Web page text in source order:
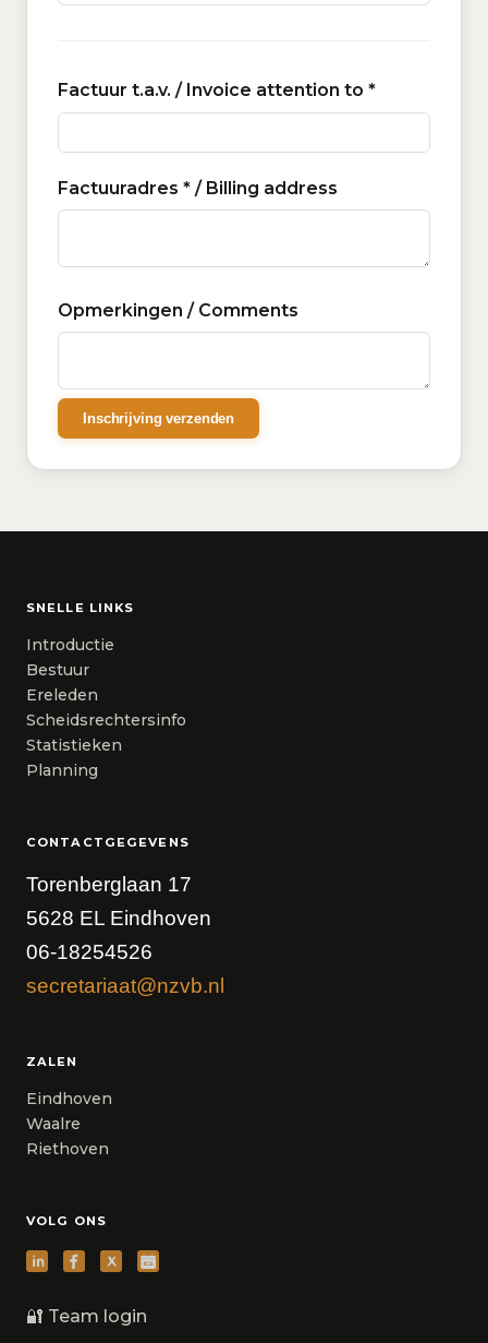
Factuur t.a.v. / Invoice attention to *
Factuuradres * / Billing address
Opmerkingen / Comments
Inschrijving verzenden
SNELLE LINKS
Introductie
Bestuur
Ereleden
Scheidsrechtersinfo
Statistieken
Planning
CONTACTGEGEVENS
Torenberglaan 17
5628 EL Eindhoven
06-18254526
secretariaat@nzvb.nl
ZALEN
Eindhoven
Waalre
Riethoven
VOLG ONS
🔐 Team login